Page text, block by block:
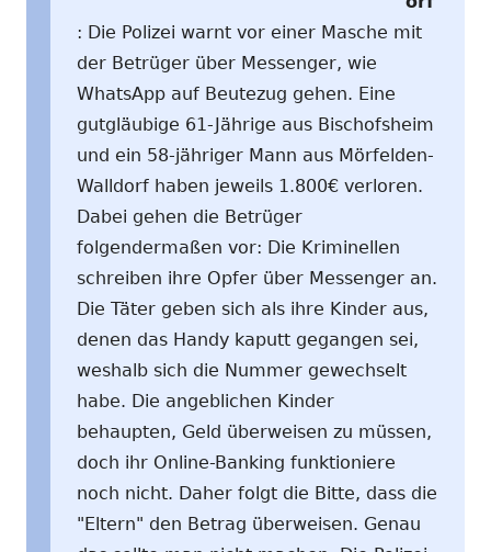
: Die Polizei warnt vor einer Masche mit
der Betrüger über Messenger, wie
WhatsApp auf Beutezug gehen. Eine
gutgläubige 61-Jährige aus Bischofsheim
und ein 58-jähriger Mann aus Mörfelden-
Walldorf haben jeweils 1.800€ verloren.
Dabei gehen die Betrüger
folgendermaßen vor: Die Kriminellen
schreiben ihre Opfer über Messenger an.
Die Täter geben sich als ihre Kinder aus,
denen das Handy kaputt gegangen sei,
weshalb sich die Nummer gewechselt
habe. Die angeblichen Kinder
behaupten, Geld überweisen zu müssen,
doch ihr Online-Banking funktioniere
noch nicht. Daher folgt die Bitte, dass die
"Eltern" den Betrag überweisen. Genau